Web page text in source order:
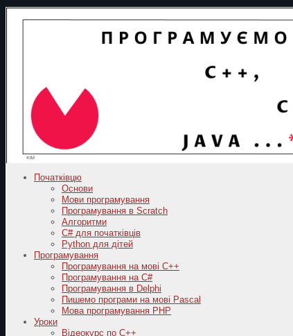
Початківцю
Основи
Мови програмування
Програмування в Scratch
Алгоритми
C# для початківців
Python для дітей
Програмування
Програмування на мові C++
Програмування на C#
Програмування в Delphi
Пишемо програми на мові Pascal
Мова програмування PHP
Уроки
Відеокурс по С++